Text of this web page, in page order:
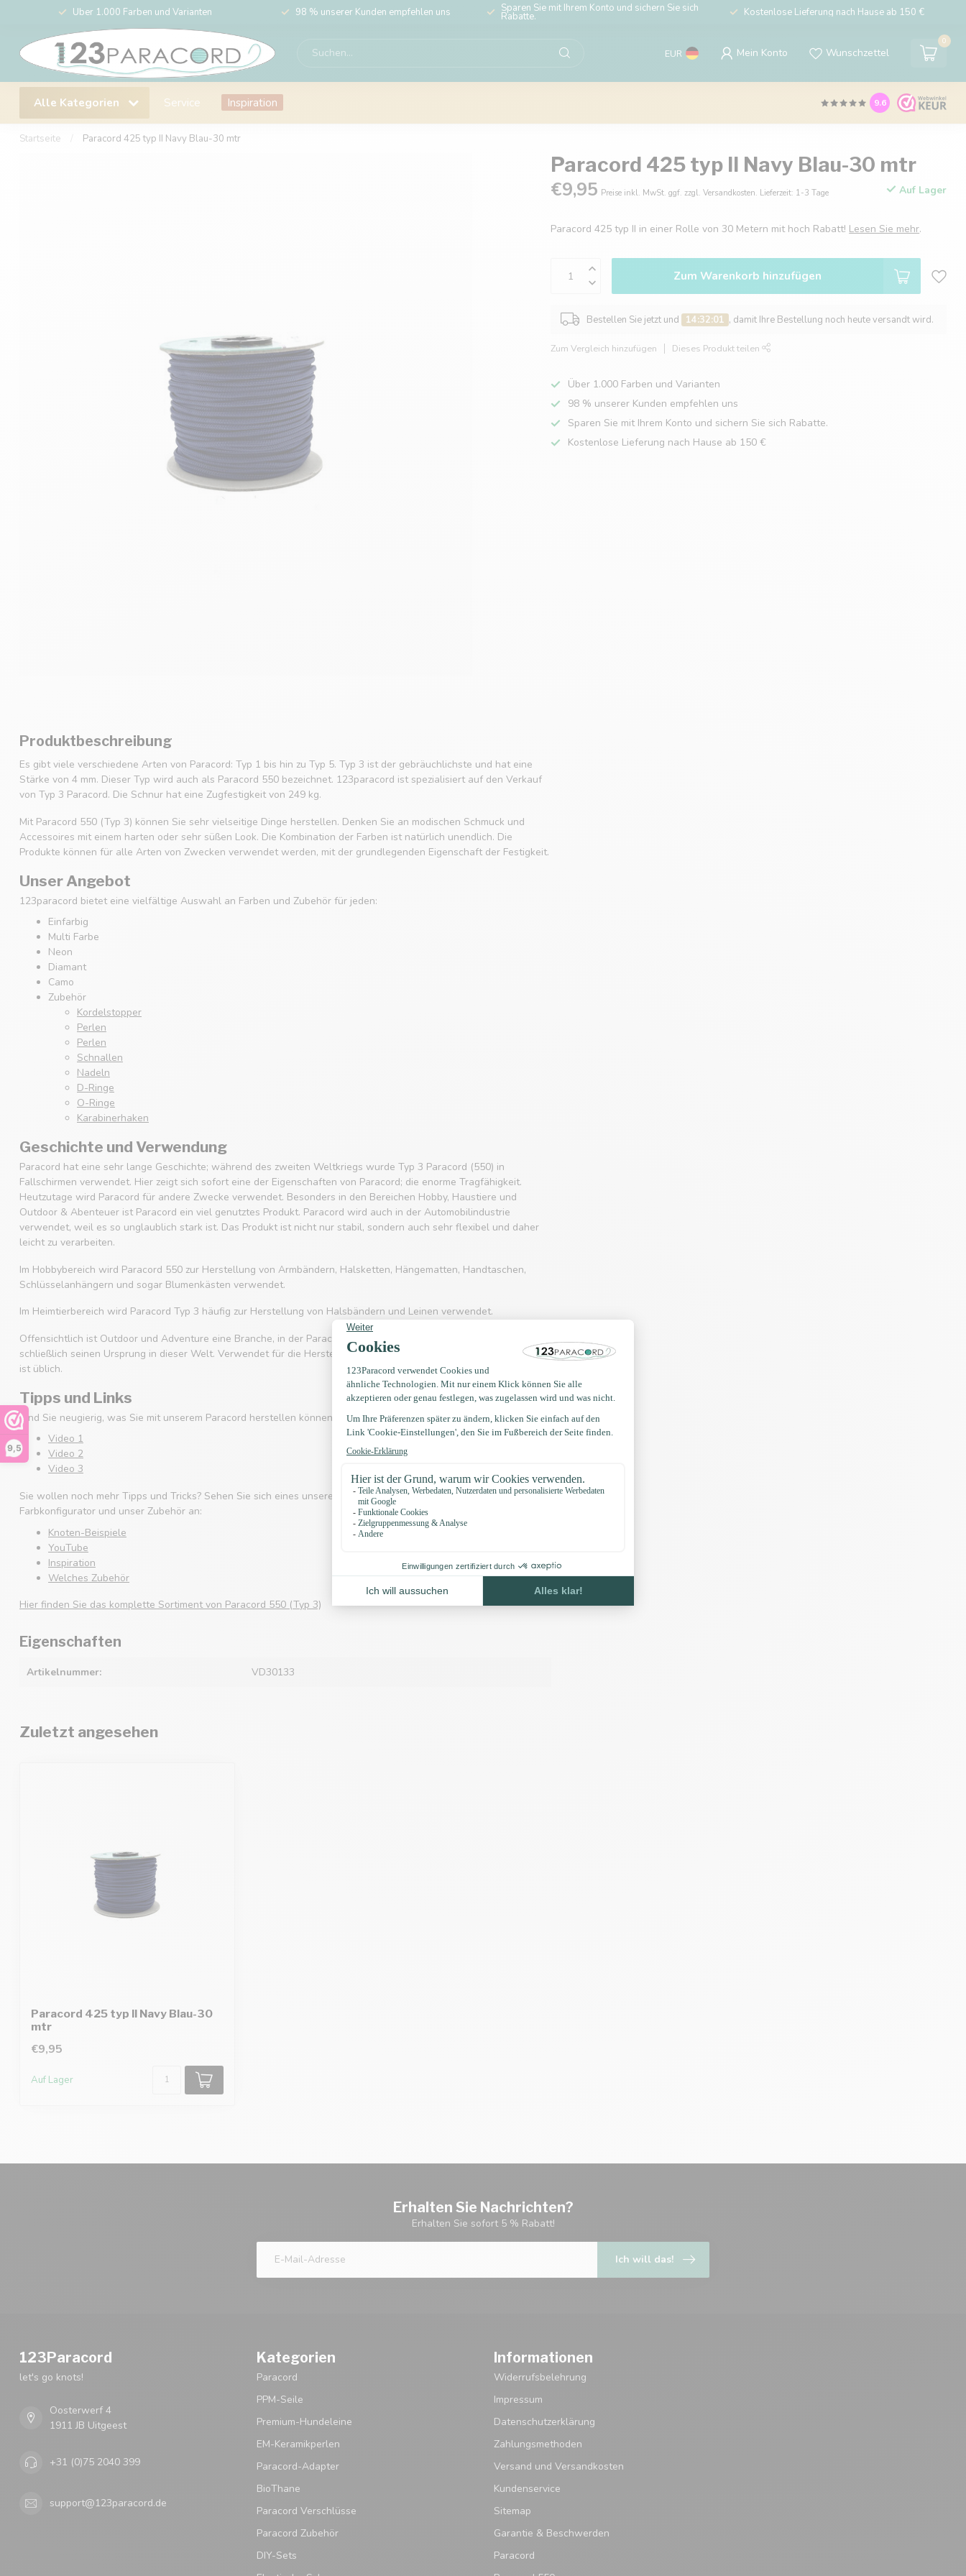
9,5
Über 1.000 Farben und Varianten 98 % unserer Kunden empfehlen uns Sparen Sie mit Ihrem Konto und sichern Sie sich
Rabatte. Kostenlose Lieferung nach Hause ab 150 €
EUR Mein Konto Wunschzettel
0
Alle Kategorien Service Inspiration 9.6
Startseite Paracord 425 typ II Navy Blau-30 mtr
Paracord 425 typ II Navy Blau-30 mtr
€9,95 Preise inkl. MwSt. ggf. zzgl. Versandkosten. Lieferzeit: 1-3 Tage Auf Lager
Paracord 425 typ II in einer Rolle von 30 Metern mit hoch Rabatt! Lesen Sie mehr.
Zum Warenkorb hinzufügen
Bestellen Sie jetzt und 14:32:00 , damit Ihre Bestellung noch heute versandt wird.
Zum Vergleich hinzufügen Dieses Produkt teilen
Über 1.000 Farben und Varianten
98 % unserer Kunden empfehlen uns
Sparen Sie mit Ihrem Konto und sichern Sie sich Rabatte.
Kostenlose Lieferung nach Hause ab 150 €
Produktbeschreibung
Es gibt viele verschiedene Arten von Paracord: Typ 1 bis hin zu Typ 5. Typ 3 ist der gebräuchlichste und hat eine
Stärke von 4 mm. Dieser Typ wird auch als Paracord 550 bezeichnet. 123paracord ist spezialisiert auf den Verkauf
von Typ 3 Paracord. Die Schnur hat eine Zugfestigkeit von 249 kg.
Mit Paracord 550 (Typ 3) können Sie sehr vielseitige Dinge herstellen. Denken Sie an modischen Schmuck und
Accessoires mit einem harten oder sehr süßen Look. Die Kombination der Farben ist natürlich unendlich. Die
Produkte können für alle Arten von Zwecken verwendet werden, mit der grundlegenden Eigenschaft der Festigkeit.
Unser Angebot
123paracord bietet eine vielfältige Auswahl an Farben und Zubehör für jeden:
Einfarbig
Multi Farbe
Neon
Diamant
Camo
Zubehör
Kordelstopper
Perlen
Perlen
Schnallen
Nadeln
D-Ringe
O-Ringe
Karabinerhaken
Geschichte und Verwendung
Paracord hat eine sehr lange Geschichte; während des zweiten Weltkriegs wurde Typ 3 Paracord (550) in
Fallschirmen verwendet. Hier zeigt sich sofort eine der Eigenschaften von Paracord; die enorme Tragfähigkeit.
Heutzutage wird Paracord für andere Zwecke verwendet. Besonders in den Bereichen Hobby, Haustiere und
Outdoor & Abenteuer ist Paracord ein viel genutztes Produkt. Paracord wird auch in der Automobilindustrie
verwendet, weil es so unglaublich stark ist. Das Produkt ist nicht nur stabil, sondern auch sehr flexibel und daher
leicht zu verarbeiten.
Im Hobbybereich wird Paracord 550 zur Herstellung von Armbändern, Halsketten, Hängematten, Handtaschen,
Schlüsselanhängern und sogar Blumenkästen verwendet.
Im Heimtierbereich wird Paracord Typ 3 häufig zur Herstellung von Halsbändern und Leinen verwendet.
Offensichtlich ist Outdoor und Adventure eine Branche, in der Paracord 550 häufig eingesetzt wird. Es kennt
schließlich seinen Ursprung in dieser Welt. Verwendet für die Herstellung von Hängematten, Schnürsenkel, Gürtel
ist üblich.
Tipps und Links
Sind Sie neugierig, was Sie mit unserem Paracord herstellen können? Sehen Sie sich eines der Videos unten an:
Video 1
Video 2
Video 3
Sie wollen noch mehr Tipps und Tricks? Sehen Sie sich eines unserer eigenen Knotenbeispiele, YouTube Kanal,
Farbkonfigurator und unser Zubehör an:
Knoten-Beispiele
YouTube
Inspiration
Welches Zubehör
Hier finden Sie das komplette Sortiment von Paracord 550 (Typ 3)
Eigenschaften
Artikelnummer: VD30133
Zuletzt angesehen
Paracord 425 typ II Navy Blau-30
mtr
€9,95
Auf Lager
Erhalten Sie Nachrichten?
Erhalten Sie sofort 5 % Rabatt!
Ich will das!
123Paracord
let's go knots!
Oosterwerf 4
1911 JB Uitgeest
+31 (0)75 2040 399
support@123paracord.de
Kategorien
Paracord
PPM-Seile
Premium-Hundeleine
EM-Keramikperlen
Paracord-Adapter
BioThane
Paracord Verschlüsse
Paracord Zubehör
DIY-Sets
Informationen
Widerrufsbelehrung
Impressum
Datenschutzerklärung
Zahlungsmethoden
Versand und Versandkosten
Kundenservice
Sitemap
Garantie & Beschwerden
Paracord